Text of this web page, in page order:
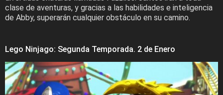
clase de aventuras, y gracias a las habilidades e inteligencia
de Abby, superarán cualquier obstáculo en su camino.
Lego Ninjago: Segunda Temporada. 2 de Enero